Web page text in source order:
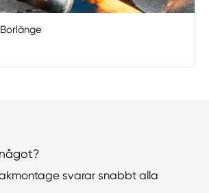
svarar snabbt alla